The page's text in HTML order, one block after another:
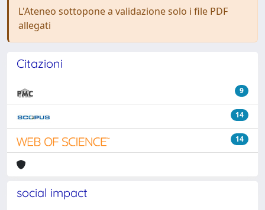
L'Ateneo sottopone a validazione solo i file PDF
allegati
Citazioni
9
14
14
social impact